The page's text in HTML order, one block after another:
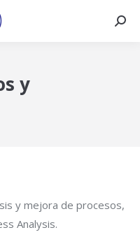
y
y mejora de procesos,
Analysis.